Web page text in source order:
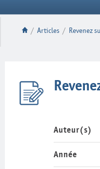
/ Articles / Revenez
Auteur(s)
Année